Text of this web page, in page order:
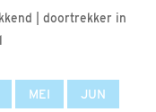
| doortrekker in
MEI JUN